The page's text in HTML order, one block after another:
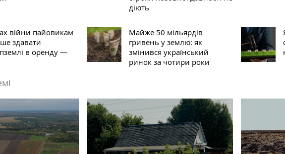
діють
війни пайовикам
здавати
в оренду —
Майже 50 мільярдів
гривень у землю: як
змінився український
ринок за чотири роки